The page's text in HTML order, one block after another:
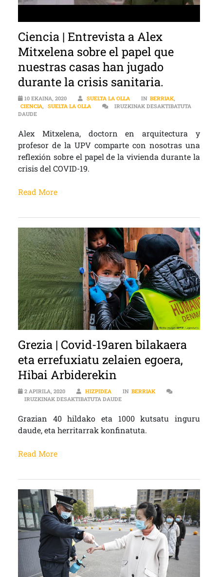
Ciencia | Entrevista a Alex
Mitxelena sobre el papel que
nuestras casas han jugado
durante la crisis sanitaria.
10 EKAINA, 2020 SUELTA LA OLLA IN BERRIAK,
CIENCIA, SUELTA LA OLLA
IRUZKINAK DESAKTIBATUTA
DAUDECIENCIA | ENTREVISTA A ALEX MITXELENA SOBRE EL PAPEL QUE
Alex Mitxelena, doctorn en arquitectura y
profesor de la UPV comparte con nosotras una
reflexión sobre el papel de la vivienda durante la
crisis del COVID-19.
Read More
Grezia | Covid-19aren bilakaera
eta errefuxiatu zelaien egoera,
Hibai Arbiderekin
2 APIRILA, 2020 HIZPIDEA IN BERRIAK
IRUZKINAK DESAKTIBATUTA DAUDEGREZIA | COVID-19AREN
Grazian 40 hildako eta 1000 kutsatu inguru
daude, eta herritarrak konfinatuta.
Read More